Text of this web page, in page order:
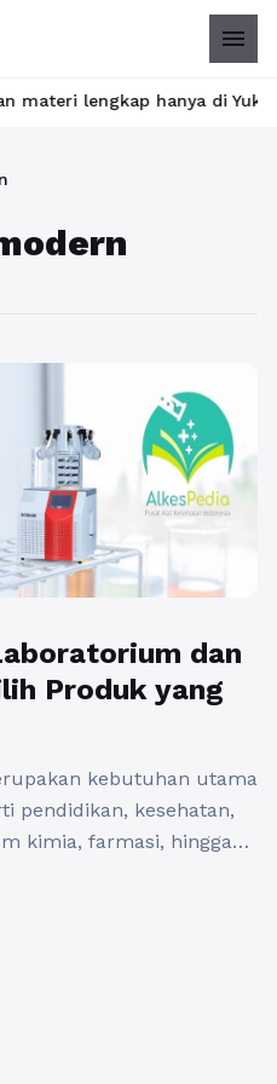
menu
hanya di
dan
Produk yang
kebutuhan utama
pendidikan, kesehatan,
kimia, farmasi, hingga
sesuai standar